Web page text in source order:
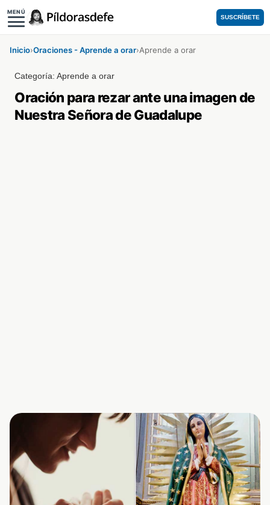
MENÚ
SUSCRÍBETE
Inicio›Oraciones - Aprende a orar›Aprende a orar
Categoría:Aprende a orar
Oración para rezar ante una imagen de
Nuestra Señora de Guadalupe